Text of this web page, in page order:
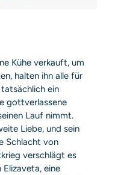
9 Abs. 7 S. 2 der
Kühe verkauft, um
halten ihn alle für
ein
gottverlassene
Lauf nimmt.
Liebe, und sein
Schlacht von
verschlägt es
eine